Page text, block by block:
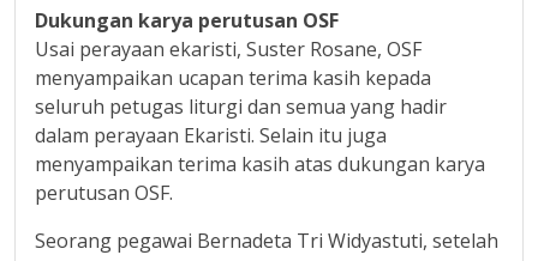
Dukungan karya perutusan OSF
Usai perayaan ekaristi, Suster Rosane, OSF
menyampaikan ucapan terima kasih kepada
seluruh petugas liturgi dan semua yang hadir
dalam perayaan Ekaristi. Selain itu juga
menyampaikan terima kasih atas dukungan karya
perutusan OSF.
Seorang pegawai Bernadeta Tri Widyastuti, setelah